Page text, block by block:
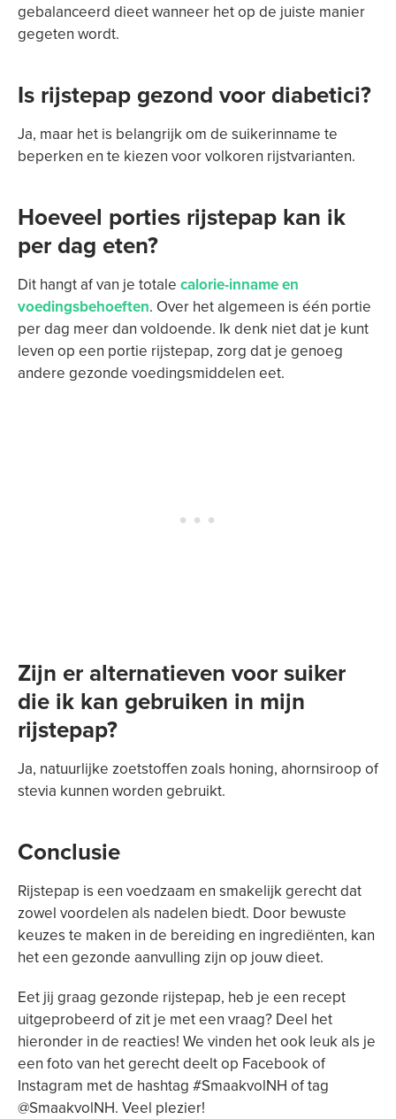
gebalanceerd dieet wanneer het op de juiste manier
gegeten wordt.
Is rijstepap gezond voor diabetici?
Ja, maar het is belangrijk om de suikerinname te
beperken en te kiezen voor volkoren rijstvarianten.
Hoeveel porties rijstepap kan ik
per dag eten?
Dit hangt af van je totale calorie-inname en
voedingsbehoeften. Over het algemeen is één portie
per dag meer dan voldoende. Ik denk niet dat je kunt
leven op een portie rijstepap, zorg dat je genoeg
andere gezonde voedingsmiddelen eet.
Zijn er alternatieven voor suiker
die ik kan gebruiken in mijn
rijstepap?
Ja, natuurlijke zoetstoffen zoals honing, ahornsiroop of
stevia kunnen worden gebruikt.
Conclusie
Rijstepap is een voedzaam en smakelijk gerecht dat
zowel voordelen als nadelen biedt. Door bewuste
keuzes te maken in de bereiding en ingrediënten, kan
het een gezonde aanvulling zijn op jouw dieet.
Eet jij graag gezonde rijstepap, heb je een recept
uitgeprobeerd of zit je met een vraag? Deel het
hieronder in de reacties! We vinden het ook leuk als je
een foto van het gerecht deelt op Facebook of
Instagram met de hashtag #SmaakvolNH of tag
@SmaakvolNH. Veel plezier!